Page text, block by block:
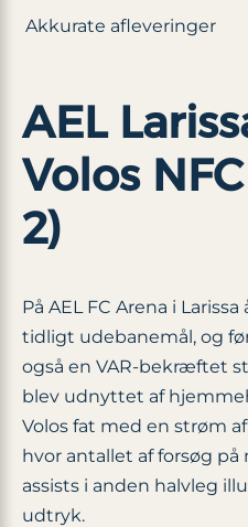
Akkurate afleveringer
AEL
Volos
2)
På AEL FC Arena i
tidligt udebanemål, og
også en VAR-bekræftet
blev udnyttet af
Volos fat med en strøm
hvor antallet af forsøg
assists i anden halvleg
udtryk.